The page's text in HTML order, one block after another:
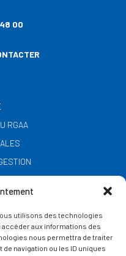
utilisons des technologies
aux informations des
nous permettra de traiter
navigation ou les ID uniques
00
RGAA